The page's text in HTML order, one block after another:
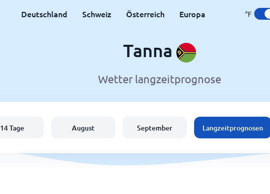
Deutschland Schweiz Österreich Europa °F
Tanna
Wetter langzeitprognose
14 Tage August September Langzeitprognosen